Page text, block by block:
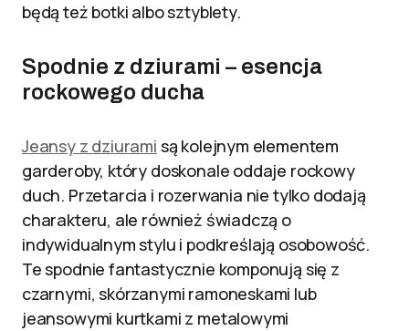
będą też botki albo sztyblety.
Spodnie z dziurami – esencja
rockowego ducha
Jeansy z dziurami są kolejnym elementem
garderoby, który doskonale oddaje rockowy
duch. Przetarcia i rozerwania nie tylko dodają
charakteru, ale również świadczą o
indywidualnym stylu i podkreślają osobowość.
Te spodnie fantastycznie komponują się z
czarnymi, skórzanymi ramoneskami lub
jeansowymi kurtkami z metalowymi